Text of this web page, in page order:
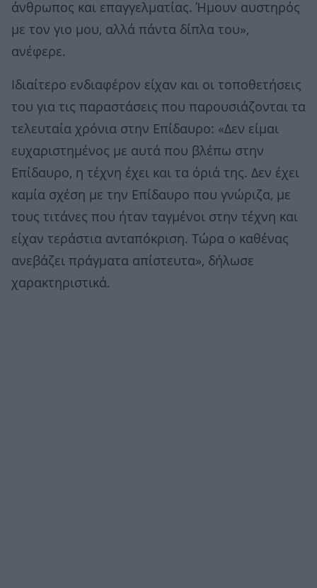
άνθρωπος και επαγγελματίας. Ήμουν αυστηρός
με τον γιο μου, αλλά πάντα δίπλα του»,
ανέφερε.
Ιδιαίτερο ενδιαφέρον είχαν και οι τοποθετήσεις
του για τις παραστάσεις που παρουσιάζονται τα
τελευταία χρόνια στην Επίδαυρο: «Δεν είμαι
ευχαριστημένος με αυτά που βλέπω στην
Επίδαυρο, η τέχνη έχει και τα όριά της. Δεν έχει
καμία σχέση με την Επίδαυρο που γνώριζα, με
τους τιτάνες που ήταν ταγμένοι στην τέχνη και
είχαν τεράστια ανταπόκριση. Τώρα ο καθένας
ανεβάζει πράγματα απίστευτα», δήλωσε
χαρακτηριστικά.